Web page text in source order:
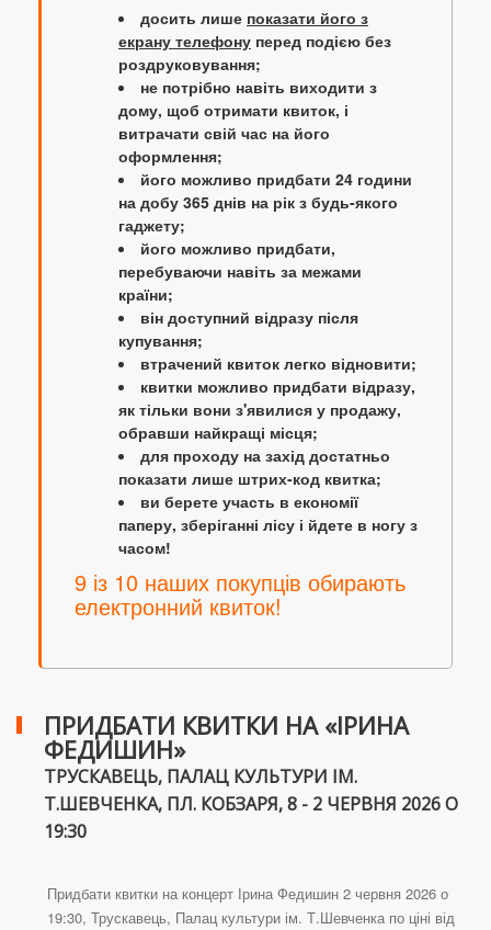
досить лише показати його з
екрану телефону перед подією без
роздруковування;
не потрібно навіть виходити з
дому, щоб отримати квиток, і
витрачати свій час на його
оформлення;
його можливо придбати 24 години
на добу 365 днів на рік з будь-якого
гаджету;
його можливо придбати,
перебуваючи навіть за межами
країни;
він доступний відразу після
купування;
втрачений квиток легко відновити;
квитки можливо придбати відразу,
як тільки вони з'явилися у продажу,
обравши найкращі місця;
для проходу на захід достатньо
показати лише штрих-код квитка;
ви берете участь в економії
паперу, зберіганні лісу і йдете в ногу з
часом!
9 із 10 наших покупців обирають
електронний квиток!
ПРИДБАТИ КВИТКИ НА «ІРИНА
ФЕДИШИН»
ТРУСКАВЕЦЬ, ПАЛАЦ КУЛЬТУРИ ІМ.
Т.ШЕВЧЕНКА, ПЛ. КОБЗАРЯ, 8 - 2 ЧЕРВНЯ 2026 О
19:30
Придбати квитки на концерт Ірина Федишин 2 червня 2026 о
19:30, Трускавець, Палац культури ім. Т.Шевченка по ціні від